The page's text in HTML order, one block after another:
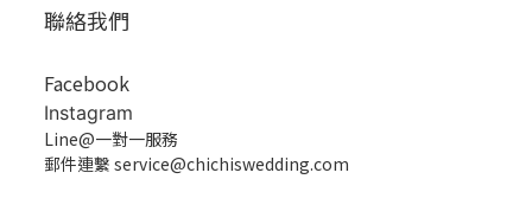
聯絡我們
Facebook
Instagram
Line@一對一服務
郵件連繫 service@chichiswedding.com